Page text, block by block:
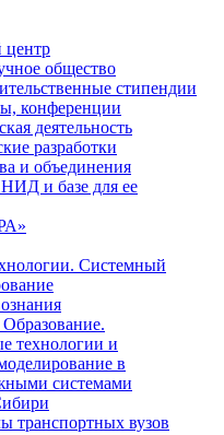
общество
стипендии
конференции
деятельность
разработки
и объединения
и базе для ее
Системный
технологии и
в
системами
транспортных вузов